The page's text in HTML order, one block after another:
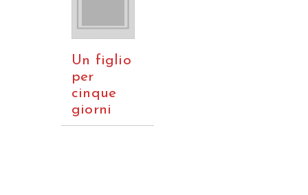
Un figlio
per
cinque
giorni